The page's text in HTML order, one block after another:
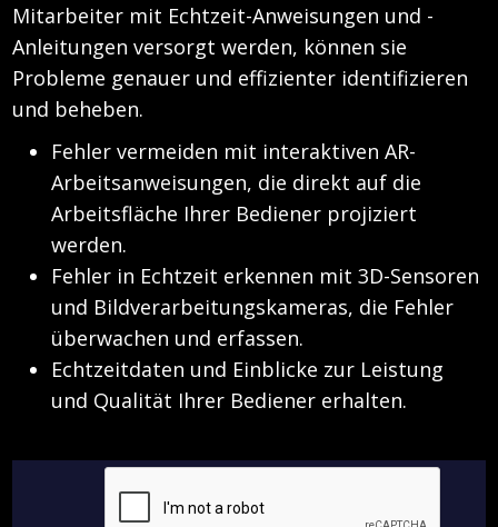
Mitarbeiter mit Echtzeit-Anweisungen und -
Anleitungen versorgt werden, können sie
Probleme genauer und effizienter identifizieren
und beheben.
Fehler vermeiden mit interaktiven AR-
Arbeitsanweisungen, die direkt auf die
Arbeitsfläche Ihrer Bediener projiziert
werden.
Fehler in Echtzeit erkennen mit 3D-Sensoren
und Bildverarbeitungskameras, die Fehler
überwachen und erfassen.
Echtzeitdaten und Einblicke zur Leistung
und Qualität Ihrer Bediener erhalten.